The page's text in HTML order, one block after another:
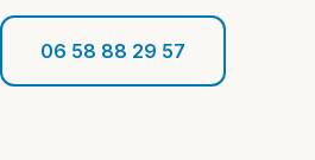
06 58 88 29 57